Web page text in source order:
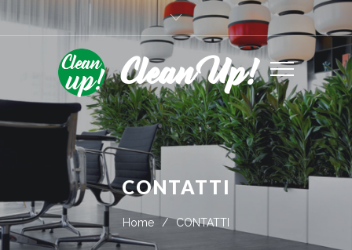
Clean Up!
CONTATTI
Home / CONTATTI